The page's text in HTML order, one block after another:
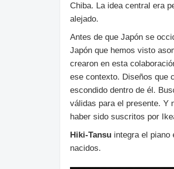
Chiba. La idea central era
alejado.
Antes de que Japón se
Japón que hemos visto
crearon en esta
ese contexto. Diseños que
escondido dentro de él.
válidas para el presente. Y
haber sido suscritos por
Hiki-Tansu integra el piano
nacidos.